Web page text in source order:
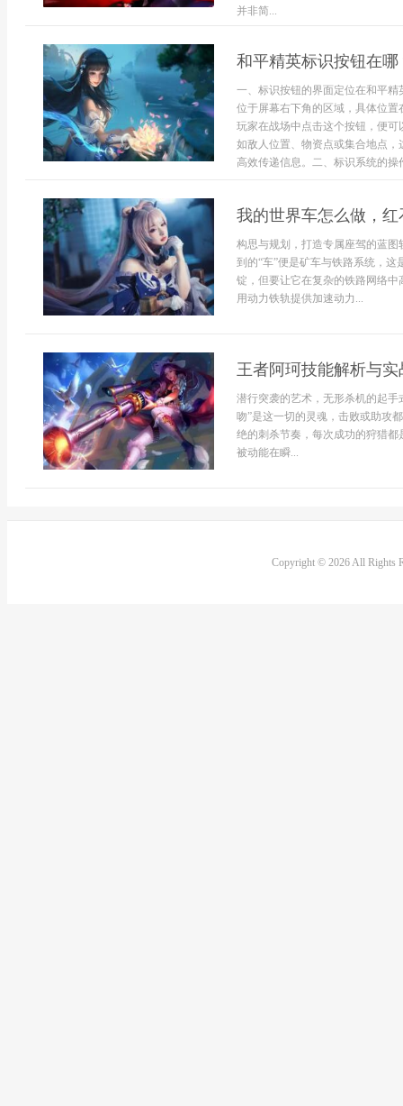
并非简...
和平精英标识按钮在
一、标识按钮的界面定位在和平
位于屏幕右下角的区域，具体位
玩家在战场中点击这个按钮，便
如敌人位置、物资点或集合地点
高效传递信息。二、标识系统的操
我的世界车怎么做，
构思与规划，打造专属座驾的蓝
到的“车”便是矿车与铁路系统，
锭，但要让它在复杂的铁路网络
用动力铁轨提供加速动力...
王者阿珂技能解析与
潜行突袭的艺术，无形杀机的起
吻”是这一切的灵魂，击败或助攻
绝的刺杀节奏，每次成功的狩猎
被动能在瞬...
Copyright © 2026 All Rights